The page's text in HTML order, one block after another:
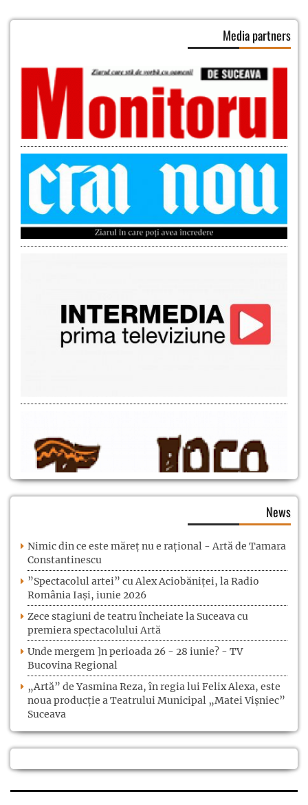
Media partners
News
Nimic din ce este măreț nu e rațional - Artă de Tamara
Constantinescu
”Spectacolul artei” cu Alex Aciobăniței, la Radio
România Iași, iunie 2026
Zece stagiuni de teatru încheiate la Suceava cu
premiera spectacolului Artă
Unde mergem ]n perioada 26 - 28 iunie? - TV
Bucovina Regional
„Artă” de Yasmina Reza, în regia lui Felix Alexa, este
noua producție a Teatrului Municipal „Matei Vișniec”
Suceava